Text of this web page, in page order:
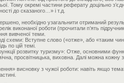
Тому окремі частини реферату доцільно
до сказаного…» і т.д.
необхідно узагальнити отриманий
виконаної роботи (прочитали п’ять
вивченої теми.
схеми: Вступне слово («отже», або «таким
по цій темі.
розвитку туризму»: Отже, основними
просвітницька, виховна. Далі можна
висновку з чужої роботи: навіть якщо